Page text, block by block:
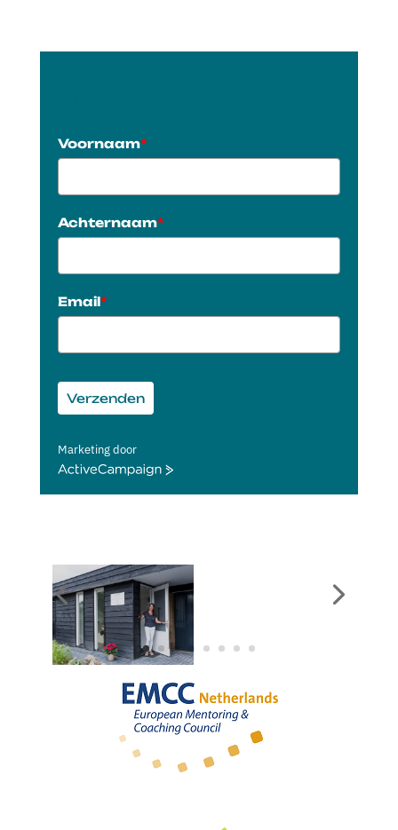
Voornaam*
Achternaam*
Email*
Verzenden
Marketing door
ActiveCampaign